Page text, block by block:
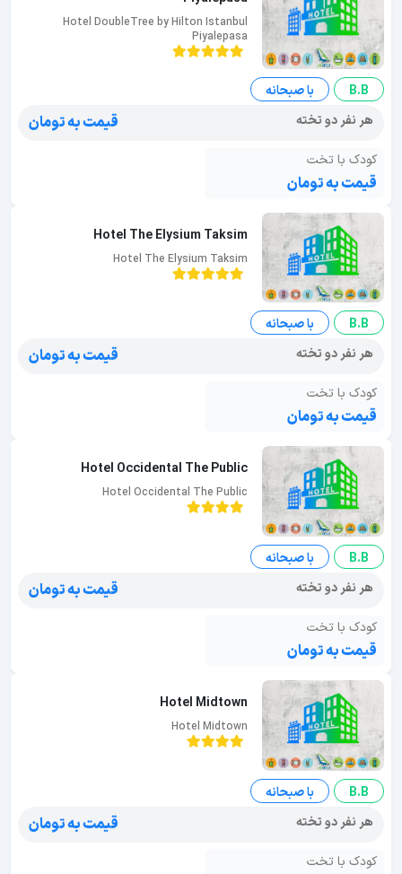
Hotel DoubleTree by Hilton Istanbul
Piyalepasa
B.B
با صبحانه
هر نفر دو تخته
قیمت به تومان
کودک با تخت
قیمت به تومان
Hotel The Elysium Taksim
Hotel The Elysium Taksim
B.B
با صبحانه
هر نفر دو تخته
قیمت به تومان
کودک با تخت
قیمت به تومان
Hotel Occidental The Public
Hotel Occidental The Public
B.B
با صبحانه
هر نفر دو تخته
قیمت به تومان
کودک با تخت
قیمت به تومان
Hotel Midtown
Hotel Midtown
B.B
با صبحانه
هر نفر دو تخته
قیمت به تومان
کودک با تخت